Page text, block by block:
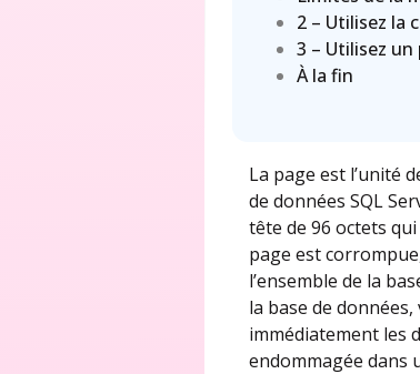
2 – Utilisez la
3 – Utilisez
À la fin
La page est l’unité
de données SQL
tête de 96 octets
page est
l’ensemble de la
la base de
immédiatement les
endommagée dans